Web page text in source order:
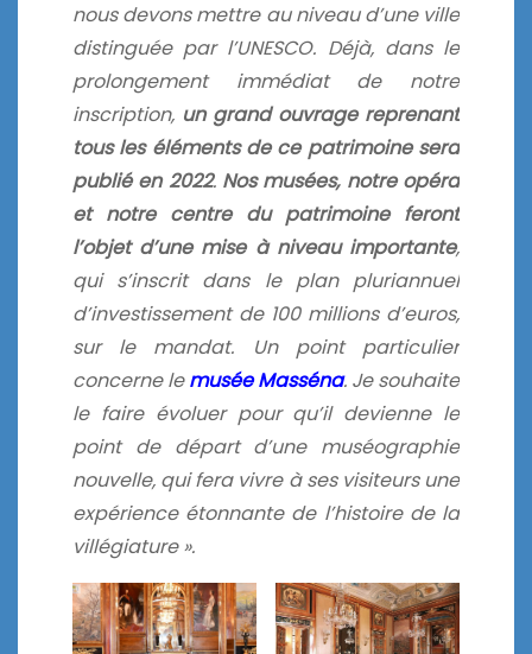
nous devons mettre au niveau d’une ville
distinguée par l’UNESCO. Déjà, dans le
prolongement immédiat de notre
inscription, un grand ouvrage reprenant
tous les éléments de ce patrimoine sera
publié en 2022. Nos musées, notre opéra
et notre centre du patrimoine feront
l’objet d’une mise à niveau importante,
qui s’inscrit dans le plan pluriannuel
d’investissement de 100 millions d’euros,
sur le mandat. Un point particulier
concerne lemusée Masséna. Je souhaite
le faire évoluer pour qu’il devienne le
point de départ d’une muséographie
nouvelle, qui fera vivre à ses visiteurs une
expérience étonnante de l’histoire de la
villégiature ».